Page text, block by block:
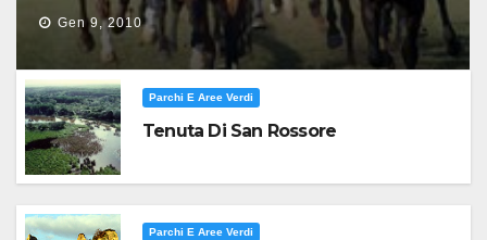
Gen 9, 2010
Parchi E Aree Verdi
Tenuta Di San Rossore
Parchi E Aree Verdi